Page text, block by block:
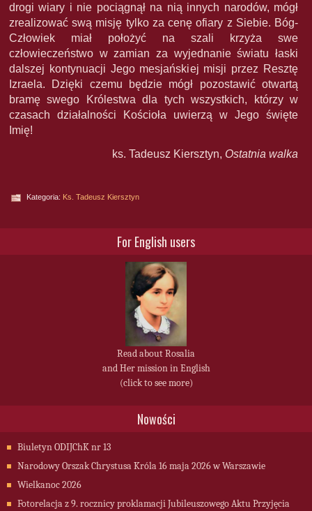
drogi wiary i nie pociągnął na nią innych narodów, mógł
zrealizować swą misję tylko za cenę ofiary z Siebie. Bóg-
Człowiek miał położyć na szali krzyża swe
człowieczeństwo w zamian za wyjednanie światu łaski
dalszej kontynuacji Jego mesjańskiej misji przez Resztę
Izraela. Dzięki czemu będzie mógł pozostawić otwartą
bramę swego Królestwa dla tych wszystkich, którzy w
czasach działalności Kościoła uwierzą w Jego święte
Imię!
ks. Tadeusz Kiersztyn, Ostatnia walka
Kategoria: Ks. Tadeusz Kiersztyn
For English users
Read about Rosalia
and Her mission in English
(click to see more)
Nowości
Biuletyn ODIJChK nr 13
Narodowy Orszak Chrystusa Króla 16 maja 2026 w Warszawie
Wielkanoc 2026
Fotorelacja z 9. rocznicy proklamacji Jubileuszowego Aktu Przyjęcia